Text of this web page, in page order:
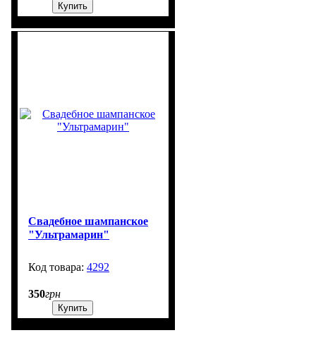
Купить
Свадебное шампанское
"Ультрамарин"
4292
350грн
Купить